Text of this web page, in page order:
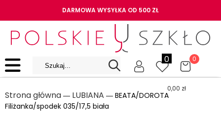
DARMOWA WYSYŁKA OD 500 ZŁ
0 0
0,00 zł
Strona główna ― LUBIANA ― BEATA/DOROTA
Filiżanka/spodek 035/17,5 biała